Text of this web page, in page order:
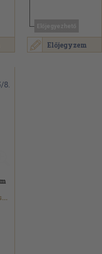
Előjegyzem
Viktor Sklovszkij...